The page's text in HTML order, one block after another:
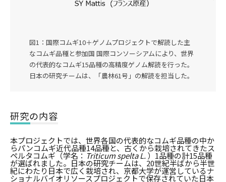
図1：国際コムギ10＋ゲノムプロジェクトで解読した主
なコムギ品種と参加国 国際コンソーシアムにより、世界
の代表的なコムギ15品種の高精度ゲノム解読を行った。
日本の研究チームは、「農林61号」の解読を担当した。
研究の内容
本プロジェクトでは、世界各国の代表的なコムギ品種の中か
らパンコムギ近代品種14品種と、古くから栽培されてきたス
ペルタコムギ（学名： Triticum spelta L.）1品種の計15品種
が選ばれました。日本の研究チームは、20世紀半ばから半世
紀にわたり日本で広く栽培され、京都大学が運営しているナ
ショナルバイオリソースプロジェクトで保存されていた日本